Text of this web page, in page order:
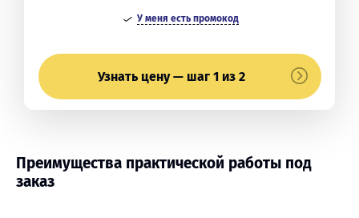
У меня есть промокод
Узнать цену — шаг 1 из 2
Преимущества практической работы под
заказ